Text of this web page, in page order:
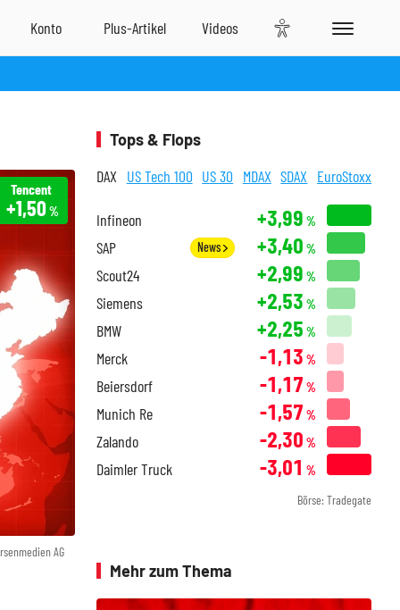
AG
Tencent
+1,50%
Tops & Flops
DAX US Tech 100 US 30 MDAX SDAX EuroStoxx
Infineon +3,99 %
SAP News +3,40 %
Scout24 +2,99 %
Siemens +2,53 %
BMW +2,25 %
Merck -1,13 %
Beiersdorf -1,17 %
Munich Re -1,57 %
Zalando -2,30 %
Daimler Truck -3,01 %
Börse: Tradegate
Mehr zum Thema